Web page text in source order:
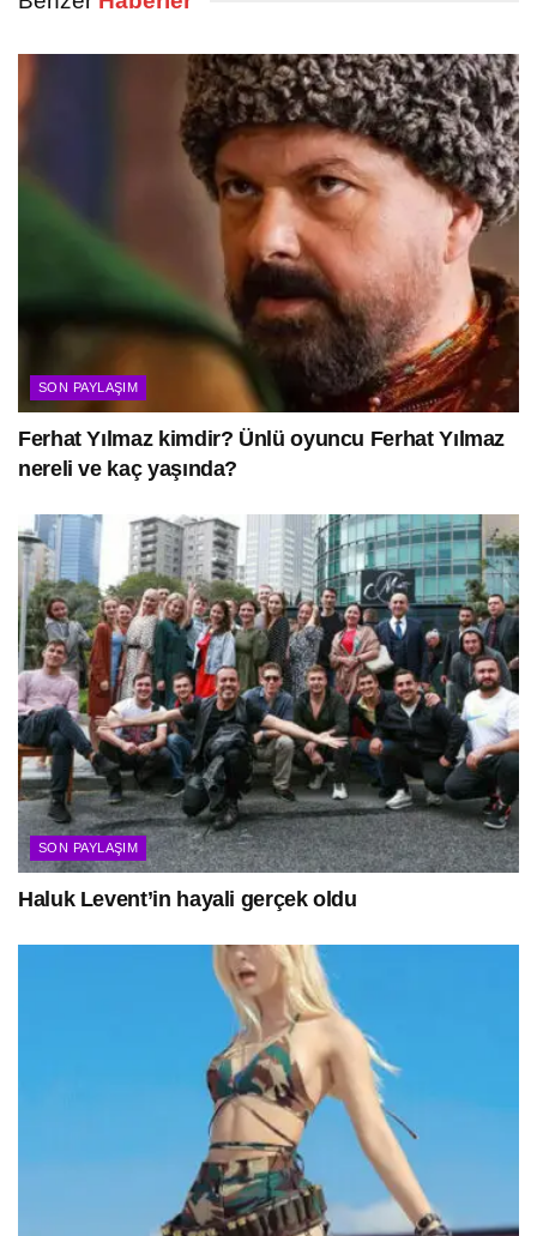
SON PAYLAŞIM
Ferhat Yılmaz kimdir? Ünlü oyuncu Ferhat Yılmaz
nereli ve kaç yaşında?
SON PAYLAŞIM
Haluk Levent’in hayali gerçek oldu